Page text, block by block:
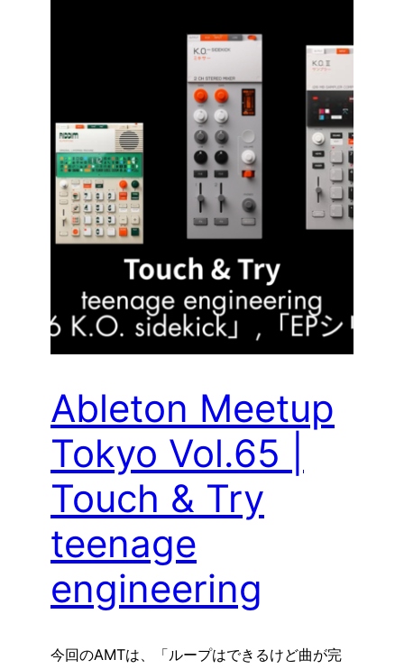
Ableton Meetup
Tokyo Vol.65 |
Touch & Try
teenage
engineering
今回のAMTは、「ループはできるけど曲が完